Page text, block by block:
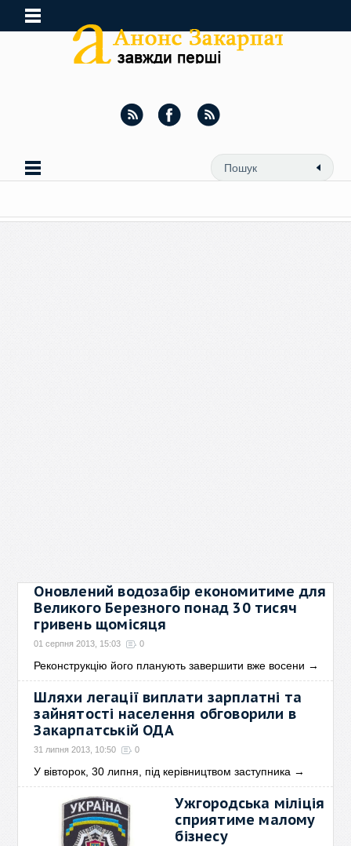
Оновлений водозабір економитиме для
Великого Березного понад 30 тисяч
гривень щомісяця
01 серпня 2013, 15:03 0
Реконструкцію його планують завершити вже восени →
Шляхи легації виплати зарплатні та
зайнятості населення обговорили в
Закарпатській ОДА
31 липня 2013, 10:50 0
У вівторок, 30 липня, під керівництвом заступника →
Ужгородська міліція
сприятиме малому
бізнесу